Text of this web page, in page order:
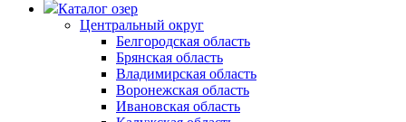
Каталог озер
Центральный округ
Белгородская область
Брянская область
Владимирская область
Воронежская область
Ивановская область